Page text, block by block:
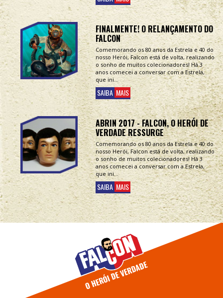
FINALMENTE! O RELANÇAMENTO DO
FALCON
Comemorando os 80 anos da Estrela e 40 do
nosso Herói, Falcon está de volta, realizando
o sonho de muitos colecionadores! Há 3
anos comecei a conversar com a Estrela,
que ini...
SAIBA MAIS
ABRIN 2017 - FALCON, O HERÓI DE
VERDADE RESSURGE
Comemorando os 80 anos da Estrela e 40 do
nosso Herói, Falcon está de volta, realizando
o sonho de muitos colecionadores! Há 3
anos comecei a conversar com a Estrela,
que ini...
SAIBA MAIS